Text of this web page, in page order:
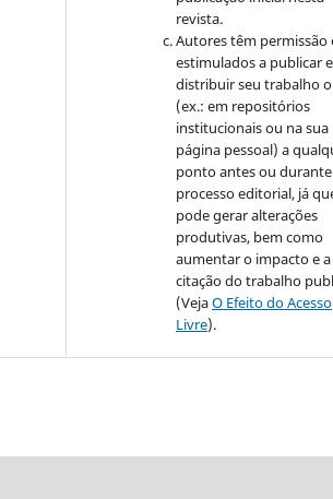
revista.
Autores têm permissão
estimulados a publicar e
distribuir seu trabalho
(ex.: em repositórios
institucionais ou na sua
página pessoal) a
ponto antes ou
processo editorial, já
pode gerar alterações
produtivas, bem como
aumentar o impacto e a
citação do trabalho
(VejaO Efeito do Acesso
Livre).